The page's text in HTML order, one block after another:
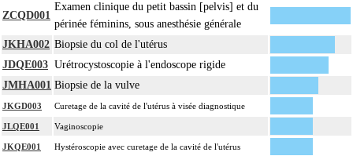
ZCQD001
Examen clinique du petit bassin [pelvis] et du
périnée féminins, sous anesthésie générale
JKHA002 Biopsie du col de l'utérus
JDQE003 Urétrocystoscopie à l'endoscope rigide
JMHA001 Biopsie de la vulve
JKGD003 Curetage de la cavité de l'utérus à visée diagnostique
JLQE001 Vaginoscopie
JKQE001 Hystéroscopie avec curetage de la cavité de l'utérus